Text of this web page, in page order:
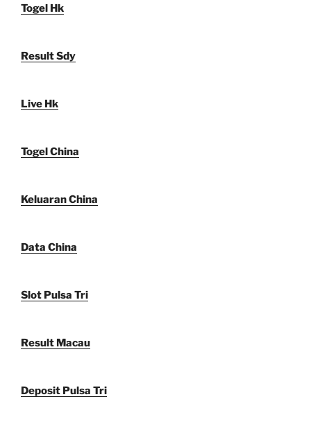
Togel Hk
Result Sdy
Live Hk
Togel China
Keluaran China
Data China
Slot Pulsa Tri
Result Macau
Deposit Pulsa Tri